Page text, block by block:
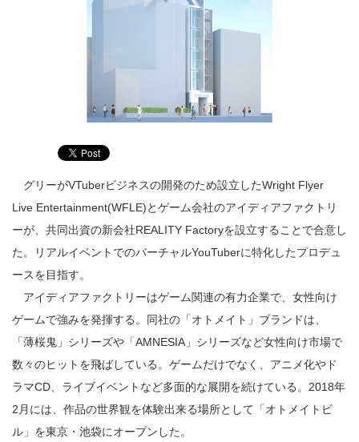
グリーがVTuberビジネスの開発のため設立したWright Flyer
Live Entertainment(WFLE)とゲーム会社のアイディアファクトリ
ーが、共同出資の新会社REALITY Factoryを設立することで合意し
た。リアルイベントでのバーチャルYouTuberに特化したプロデュ
ースを目指す。
アイディアファクトリーはゲーム関連の有力企業で、女性向け
ゲームで強みを発揮する。同社の「オトメイト」ブランドは、
「薄桜鬼」シリーズや「AMNESIA」シリーズなど女性向け市場で
数々のヒットを飛ばしている。ゲームだけでなく、アニメ化やド
ラマCD、ライブイベントなど多面的な展開を続けている。2018年
2月には、作品の世界観を体験出来る場所として「オトメイトビ
ル」を東京・池袋にオープンした。